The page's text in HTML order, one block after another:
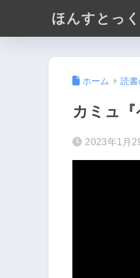
ほんすとっ
ホーム 読書
カミュ
2023年1月